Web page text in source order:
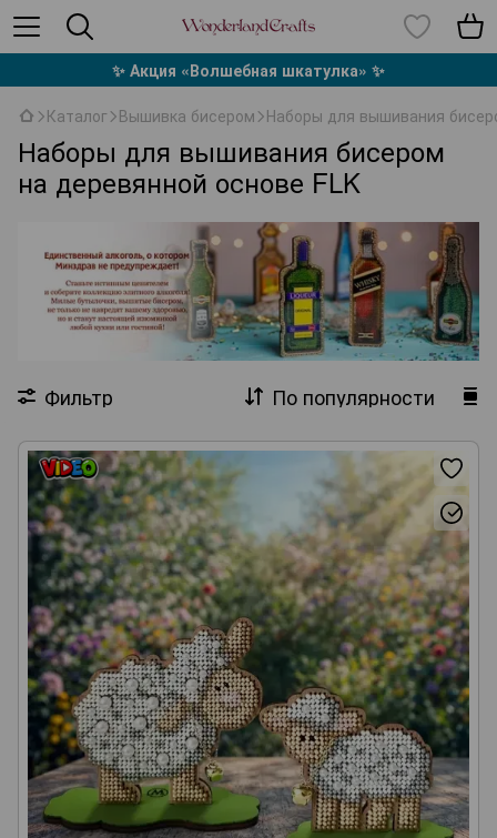
✨ Акция «Волшебная шкатулка» ✨
Каталог Вышивка бисером Наборы для вышивания
Наборы для вышивания бисером
на деревянной основе FLK
Фильтр По популярности